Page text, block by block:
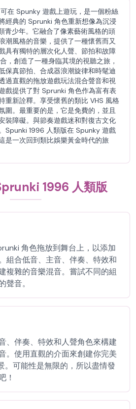
在 Spunky 遊戲上遊玩，是一個粉絲
經典的 Sprunki 角色重新想像為沉浸
青少年。它融合了像素藝術風格的頭
潮風格的音樂，提供了一種懷舊而又
具有獨特的層次化人聲、節拍和故障
，創造了一種身臨其境的視聽之旅，
保真節拍、合成器浪潮旋律和時髦迪
過直觀的拖放遊戲玩法混合聲音和視
戲提供了對 Sprunki 角色作為富有表
重新詮釋。享受懷舊的類比 VHS 風格
圍。最重要的是，它是免費的，並且
裝障礙。與節奏遊戲迷和對復古文化
Spunki 1996 人類版在 Spunky 遊戲
是一次回到類比娛樂黃金時代的旅
1996 人類版
角色拖放到舞台上，以添加
組合低音、主音、伴奏、特效和
複雜的音樂混音。嘗試不同的組
聲音。
、伴奏、特效和人聲角色來構建
。使用直觀的介面來創建你完美
。可能性是無限的，所以盡情發
！